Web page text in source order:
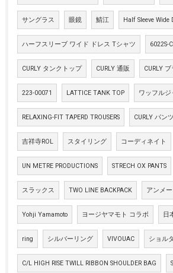
サングラス 眼鏡 鯖江 Half Sleeve Wide
ハーフスリーブ ワイド ドレス Tシャツ 6022S-
CURLY タンクトップ CURLY 通販 CURLY
223-00071 LATTICE TANK TOP ワッフル
RELAXING-FIT TAPERD TROUSERS CURLY パンツ
吉祥寺ROL スタイリング コーディネイト
UN METRE PRODUCTIONS STRECH OX PANTS
スラックス TWO LINE BACKPACK アンメ
Yohji Yamamoto ヨージヤマモト コラボ 日
ring シルバーリング VIVOUAC ショル
C/L HIGH RISE TWILL RIBBON SHOULDER BAG